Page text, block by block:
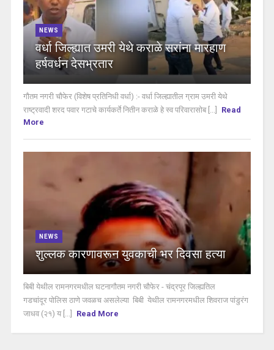
NEWS
वर्धा जिल्ह्यात उमरी येथे कराळे सरांना मारहाण
हर्षवर्धन देसभ्रतार
गौतम नगरी चौफेर (विशेष प्रतिनिधी वर्धा) :- वर्धा जिल्ह्यातील ग्राम उमरी येथे
राष्ट्रवादी शरद पवार गटाचे कार्यकर्ते नितीन कराळे हे स्व परिवारासोब [...]
Read
More
NEWS
शुल्लक कारणावरून युवकाची भर दिवसा हत्या
बिबी येथील रामनगरमधील घटनागौतम नगरी चौफेर - चंद्रपूर जिल्ह्यतिल
गडचांदूर पोलिस ठाणे जवळच असलेल्या बिबी येथील रामनगरमधील शिवराज पांडुरंग
जाधव (२१) य [...]
Read More